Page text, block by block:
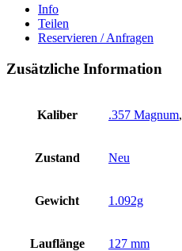
Info
Teilen
Reservieren / Anfragen
Zusätzliche Information
Kaliber .357 Magnum,
Zustand Neu
Gewicht 1.092g
Lauflänge 127 mm